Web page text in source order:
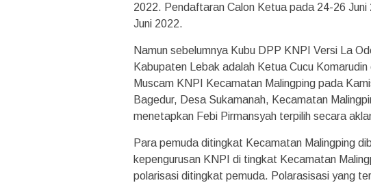
2022. Pendaftaran Calon Ketua pada 24-26
Juni 2022.
Namun sebelumnya Kubu DPP KNPI Versi La
Kabupaten Lebak adalah Ketua Cucu
Muscam KNPI Kecamatan Malingping pada
Bagedur, Desa Sukamanah, Kecamatan
menetapkan Febi Pirmansyah terpilih secara
Para pemuda ditingkat Kecamatan Malingping
kepengurusan KNPI di tingkat Kecamatan
polarisasi ditingkat pemuda. Polarasisasi yang